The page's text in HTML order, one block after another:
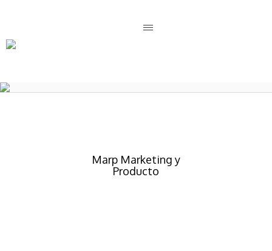
Marp Marketing y
Producto